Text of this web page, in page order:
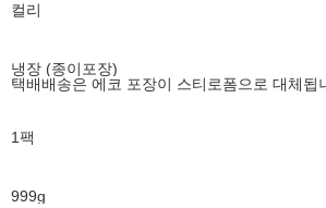
컬리
냉장 (종이포장)
택배배송은 에코 포장이 스티로폼으로 대체됩
1팩
999g